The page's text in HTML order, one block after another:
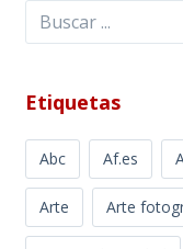
Buscar
Etiquetas
Abc Af.es
Arte Arte